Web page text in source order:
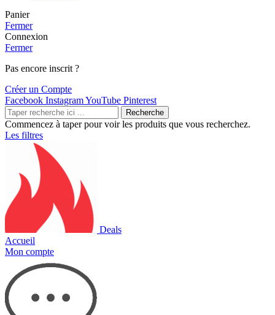
Panier
Fermer
Connexion
Fermer
Pas encore inscrit ?
Créer un Compte
Facebook InstagramYouTube Pinterest
Recherche
Commencez à taper pour voir les produits que vous recherchez.
Les filtres
Deals
Accueil
Mon compte